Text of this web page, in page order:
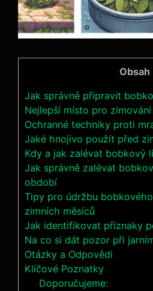
Obsah
Jak správně připravit
Nejlepší místo pro
Ochranné techniky proti
Jaké hnojivo použít před
Kdy a jak⁤ zalévat bobkový
Jak správně zalévat
období
Tipy pro údržbu
zimních měsíců
Jak identifikovat příznaky
Na co si dát pozor při
Otázky a Odpovědi
Klíčové Poznatky
Doporučujeme: